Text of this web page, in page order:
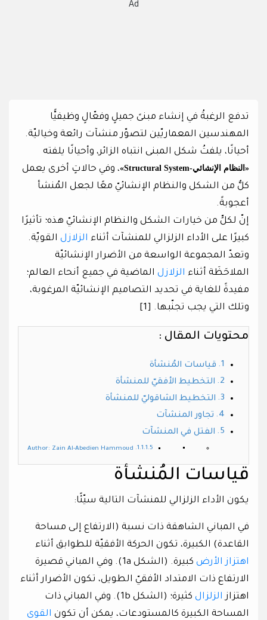
Ad
تدفع الرغبةُ في إنشاء مبنىً جميلٍ وفعّالٍ وظيفيًّا
المهندسين المعماريّين لتصوّر منشآت رائعة وخياليّة.
أحيانًا، يلفتُ شكل المبنى انتباه الزائر، وأحيانًا يلفته
«النظام الإنشائي-Structural System»
، وفي حالاتٍ أخرى يعمل
كلٌّ من الشكل والنظام الإنشائيّ معًا لجعل المُنشأ
أعجوبةً.
إنّ لكلٍّ من خيارات الشكل والنظام الإنشائيّ هذه؛ تأثيرًا
كبيرًا على الأداء الزلزالي للمنشآت أثناء الزلازل القويّة.
وتعدّ المجموعة الواسعة من الأضرار الإنشائيّة
الملاحَظَة أثناء الزلازل الماضية في جميع أنحاء العالم؛
مفيدةً للغاية في تحديد التصاميم الإنشائيّة المرغوبة،
وتلك التي يجب تجنّبها. [1]
محتويات المقال :
قياسات المُنشأة
التخطيط الأفقيّ للمنشأة
التخطيط الشاقوليّ للمنشأة
تجاور المنشآت
الفتل في المنشآت
Author: Zain Al-Abedien Hammoud
قياسات المُنشأة
يكون الأداء الزلزالي للمنشآت التالية سيّئًا:
في المباني الشاهقة ذات نسبة (الارتفاع إلى مساحة
القاعدة) الكبيرة، تكون الحركة الأفقيّة للطوابق أثناء
اهتزاز الأرض
كبيرة. (الشكل 1a). وفي المباني قصيرة
الارتفاع ذات الامتداد الأفقيّ الطويل، تكون الأضرار أثناء
اهتزاز الزلزال
كثيرة؛ (الشكل 1b). وفي المباني ذات
المساحة الكبيرة كالمستودعات، يمكن أن تكون القوى